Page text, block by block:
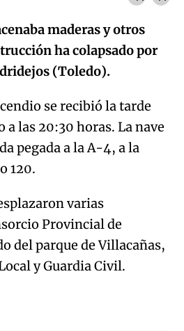
maderas y otros
ha colapsado por
(Toledo).
se recibió la tarde
a las 20:30 horas. La nave
pegada a la A-4, a la
120.
varias
Provincial de
del parque de Villacañas,
y Guardia Civil.